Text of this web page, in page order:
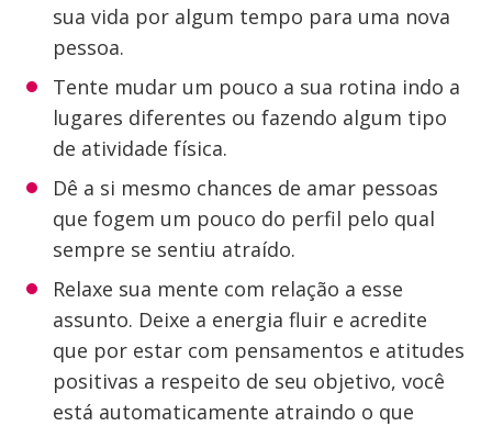
sua vida por algum tempo para uma nova
pessoa.
Tente mudar um pouco a sua rotina indo a
lugares diferentes ou fazendo algum tipo
de atividade física.
Dê a si mesmo chances de amar pessoas
que fogem um pouco do perfil pelo qual
sempre se sentiu atraído.
Relaxe sua mente com relação a esse
assunto. Deixe a energia fluir e acredite
que por estar com pensamentos e atitudes
positivas a respeito de seu objetivo, você
está automaticamente atraindo o que